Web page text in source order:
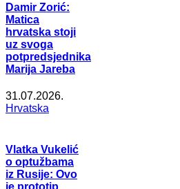
Damir Zorić:
Matica
hrvatska stoji
uz svoga
potpredsjednika
Marija Jareba
31.07.2026.
Hrvatska
Vlatka Vukelić
o optužbama
iz Rusije: Ovo